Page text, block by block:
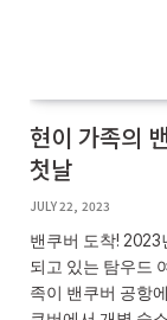
현이 가족의
첫날
JULY 22, 2023
밴쿠버 도착! 2023
되고 있는 탐우드
족이 밴쿠버 공항